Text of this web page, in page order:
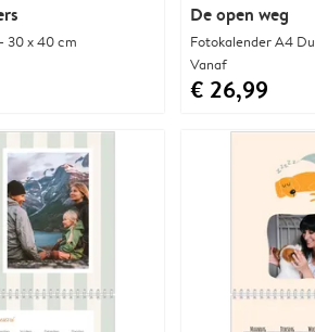
30 x 40 cm
De open weg
Fotokalender A4
Vanaf
€ 26,99